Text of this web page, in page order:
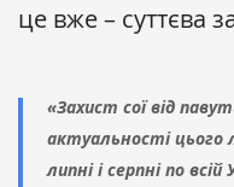
це вже – суттєва
«Захист сої від
актуальності цього
липні і серпні по